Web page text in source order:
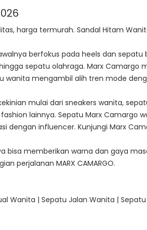
harga termurah. Sandal Hitam
awalnya berfokus pada heels dan
sepatu olahraga. Marx
wanita mengambil alih tren mode
mulai dari sneakers wanita,
lainnya. Sepatu Marx
dengan influencer. Kunjungi Marx
bisa memberikan warna dan gaya
perjalanan MARX CAMARGO.
Wanita | Sepatu Jalan Wanita |